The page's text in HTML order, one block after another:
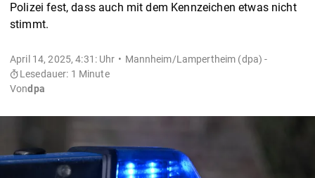
Polizei fest, dass auch mit dem Kennzeichen etwas nicht
stimmt.
April 14, 2025, 4:31: Uhr
Mannheim/Lampertheim (dpa) -
Lesedauer: 1 Minute
Vondpa